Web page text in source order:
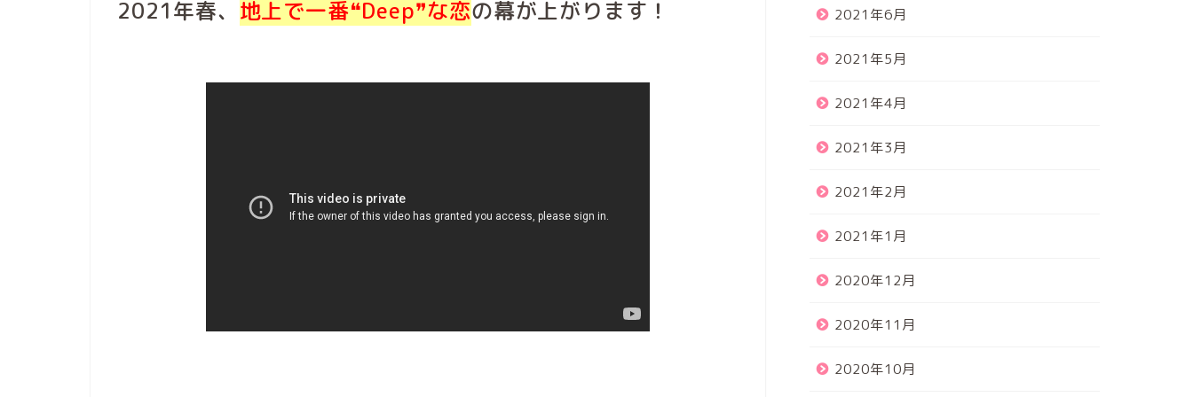
2021年春、 地上で一番❝Deep❞な恋の幕が上がります！ 2021年6月
2021年5月
2021年4月
2021年3月
2021年2月
2021年1月
2020年12月
2020年11月
2020年10月